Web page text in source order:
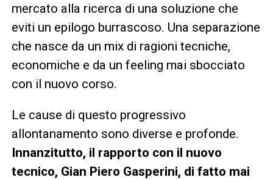
mercato alla ricerca di una soluzione che
eviti un epilogo burrascoso. Una separazione
che nasce da un mix di ragioni tecniche,
economiche e da un feeling mai sbocciato
con il nuovo corso.
Le cause di questo progressivo
allontanamento sono diverse e profonde.
Innanzitutto, il rapporto con il nuovo
tecnico, Gian Piero Gasperini, di fatto mai